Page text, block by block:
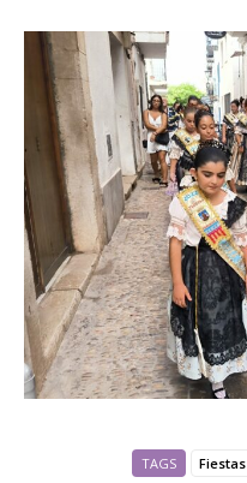
TAGS Fiestas